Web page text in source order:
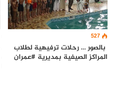
527
بالصور … رحلات ترفيهية لطلاب
المراكز الصيفية بمديرية #عمران